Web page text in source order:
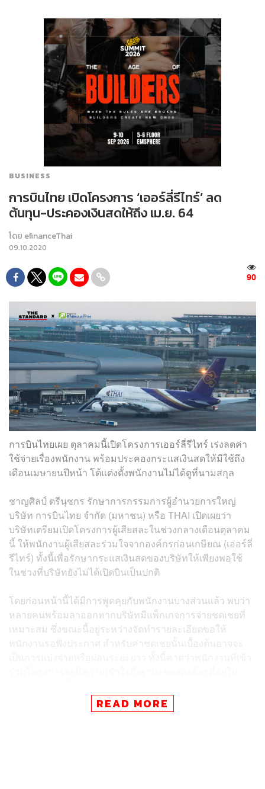
BUSINESS
การบินไทย เปิดโครงการ ‘เออร์ลี่รีไทร์’ ลด
ต้นทุน-ประคองเงินสดให้ถึง เม.ย. 64
โดย efinanceThai
09.10.2020
90
การบินไทยเผย ตุลาคมนี้เปิดโครงการเออร์ลี่รีไทร์ เร่งลดค่า
ใช้จ่ายเรื่องพนักงาน พร้อมประคองกระแสเงินสดให้มีใช้ถึง
เดือนเมษายนปีหน้า โต้แต่งตั้งพนักงานไม่ได้ดูที่นามสกุล
ชาญศิลป์ ตรีนุชกร รักษาการกรรมการผู้อำนวยการใหญ่
บริษัท การบินไทย จำกัด (มหาชน) หรือ THAI เปิดเผยว่า
บริษัทเตรียมเปิดโครงการผู้เสียสละในช่วงกลางเดือนตุลาคม
นี้ ให้พนักงานผู้เสียสละร่วมใจจากองค์กรก่อนเกษียณ (เออร์ลี่
รีไทร์) ทั้งนี้เพื่อรักษากระแสเงินสดของบริษัทให้เพียงพอใช้
ในช่วงที่บริษัทยังไม่ได้เปิดบินเป็นปกติ
โดยก่อนหน้านี้ได้มีการพูดคุยกับพนักงานบางส่วนแล้ว พบว่า
หลายคนพร้อมลาออกหากบริษัทมีแพ็กเกจการจ่ายชดเชยที่
เหมาะสม ซึ่งขณะนี้อยู่ระหว่างจัดทำรายละเอียดขอให้
พนักงานรอฟังประกาศ สำหรับค่าชดเชยนั้นเบื้องต้นอาจจะ
“การบินไทยเร่งลดรายจ่าย ด้วยการขอให้พนักงานร่วมลดเงิน
READ MORE